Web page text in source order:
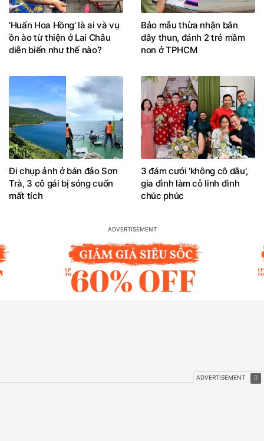
'Huấn Hoa Hồng' là ai và vụ
ồn ào từ thiện ở Lai Châu
diễn biến như thế nào?
Bảo mẫu thừa nhận bắn
dây thun, đánh 2 trẻ mầm
non ở TPHCM
Đi chụp ảnh ở bán đảo Sơn
Trà, 3 cô gái bị sóng cuốn
mất tích
3 đám cưới 'không cô dâu',
gia đình làm cỗ linh đình
chúc phúc